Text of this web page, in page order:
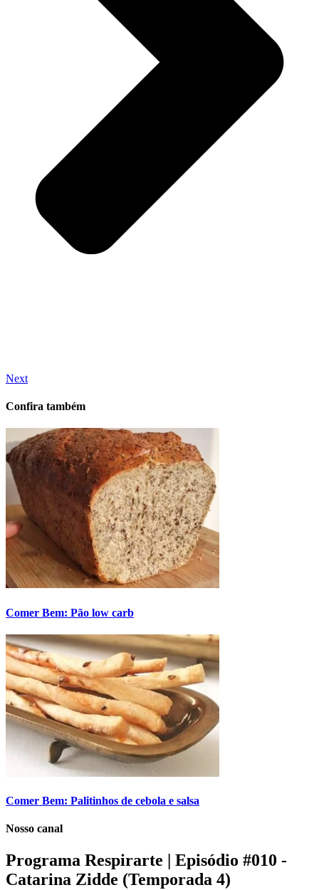
Next
Confira também
Comer Bem: Pão low carb
Comer Bem: Palitinhos de cebola e salsa
Nosso canal
Programa Respirarte | Episódio #010 -
Catarina Zidde (Temporada 4)